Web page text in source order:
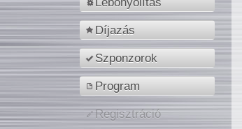
Díjazás
Szponzorok
Program
Regisztráció